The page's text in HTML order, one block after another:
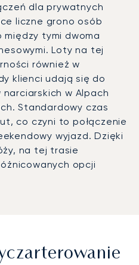
dla prywatnych
liczne grono osób
między tymi dwoma
Loty na tej
również w
klienci udają się do
w Alpach
Standardowy czas
co czyni to połączenie
wyjazd. Dzięki
na tej trasie
opcji